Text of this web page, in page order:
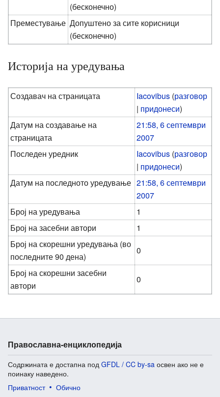
(бесконечно)
Преместување Допуштено за сите корисници
(бесконечно)
Историја на уредувања
Создавач на страницата Iacovibus (разговор
| придонеси)
Датум на создавање на
страницата
21:58, 6 септември
2007
Последен уредник
Iacovibus (разговор
| придонеси)
Датум на последното уредување 21:58, 6 септември
2007
Број на уредувања
1
Број на засебни автори
1
Број на скорешни уредувања (во
последните 90 дена)
0
Број на скорешни засебни
автори
0
Православна-енциклопедија
Содржината е достапна под GFDL / CC by-sa освен ако не е
поинаку наведено.
Приватност
Обично